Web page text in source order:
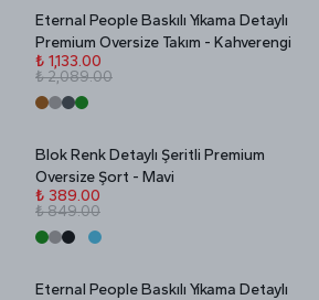
İNDİRİM
Eternal People Baskılı Yıkama Detaylı
Premium Oversize Takım - Kahverengi
₺ 1,133.00
₺ 2,089.00
Stokta Yok
İNDİRİM
Blok Renk Detaylı Şeritli Premium
Oversize Şort - Mavi
₺ 389.00
₺ 849.00
Stokta Yok
Eternal People Baskılı Yıkama Detaylı